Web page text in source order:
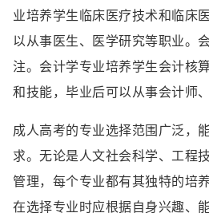
业培养学生临床医疗技术和临床
以从事医生、医学研究等职业。
注。会计学专业培养学生会计核
和技能，毕业后可以从事会计师
成人高考的专业选择范围广泛，
求。无论是人文社会科学、工程
管理，每个专业都有其独特的培
在选择专业时应根据自身兴趣、